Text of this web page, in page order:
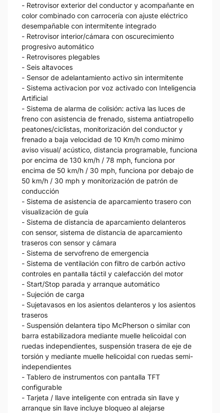
- Retrovisor exterior del conductor y acompañante en
color combinado con carrocería con ajuste eléctrico
desempañable con intermitente integrado
- Retrovisor interior/cámara con oscurecimiento
progresivo automático
- Retrovisores plegables
- Seis altavoces
- Sensor de adelantamiento activo sin intermitente
- Sistema activacion por voz activado con Inteligencia
Artificial
- Sistema de alarma de colisión: activa las luces de
freno con asistencia de frenado, sistema antiatropello
peatones/ciclistas, monitorización del conductor y
frenado a baja velocidad de 10 Km/h como mínimo
aviso visual/ acústico, distancia programable, funciona
por encima de 130 km/h / 78 mph, funciona por
encima de 50 km/h / 30 mph, funciona por debajo de
50 km/h / 30 mph y monitorización de patrón de
conducción
- Sistema de asistencia de aparcamiento trasero con
visualización de guía
- Sistema de distancia de aparcamiento delanteros
con sensor, sistema de distancia de aparcamiento
traseros con sensor y cámara
- Sistema de servofreno de emergencia
- Sistema de ventilación con filtro de carbón activo
controles en pantalla táctil y calefacción del motor
- Start/Stop parada y arranque automático
- Sujeción de carga
- Sujetavasos en los asientos delanteros y los asientos
traseros
- Suspensión delantera tipo McPherson o similar con
barra estabilizadora mediante muelle helicoidal con
ruedas independientes, suspensión trasera de eje de
torsión y mediante muelle helicoidal con ruedas semi-
independientes
- Tablero de instrumentos con pantalla TFT
configurable
- Tarjeta / llave inteligente con entrada sin llave y
arranque sin llave incluye bloqueo al alejarse